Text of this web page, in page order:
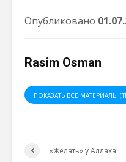
Опубликовано
Rasim Osman
ПОКАЗАТЬ ВСЕ МАТЕРИАЛЫ
«Желать» у Аллаха